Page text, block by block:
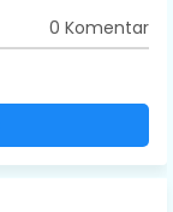
0 Komentar